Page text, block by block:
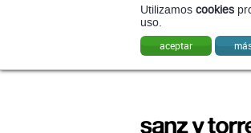
Utilizamos cookies
uso.
aceptar